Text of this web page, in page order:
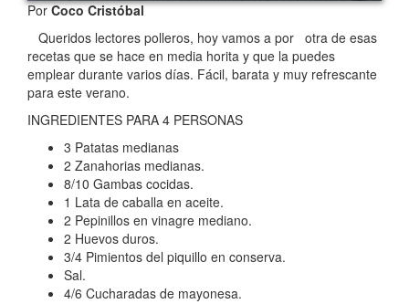
PorCoco Cristóbal
Queridos lectores polleros, hoy vamos a por otra de esas
recetas que se hace en media horita y que la puedes
emplear durante varios días. Fácil, barata y muy refrescante
para este verano.
INGREDIENTES PARA 4 PERSONAS
3 Patatas medianas
2 Zanahorias medianas.
8/10 Gambas cocidas.
1 Lata de caballa en aceite.
2 Pepinillos en vinagre mediano.
2 Huevos duros.
3/4 Pimientos del piquillo en conserva.
Sal.
4/6 Cucharadas de mayonesa.